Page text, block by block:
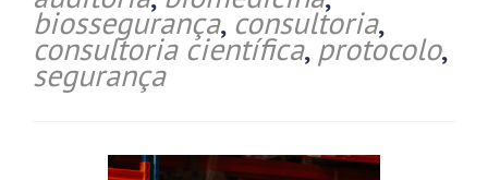
biossegurança, consultoria,
consultoria científica,protocolo,
segurança